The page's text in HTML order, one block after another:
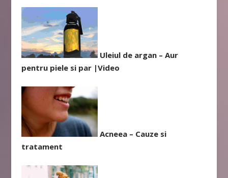
Uleiul de argan – Aur
pentru piele si par |Video
Acneea – Cauze si
tratament